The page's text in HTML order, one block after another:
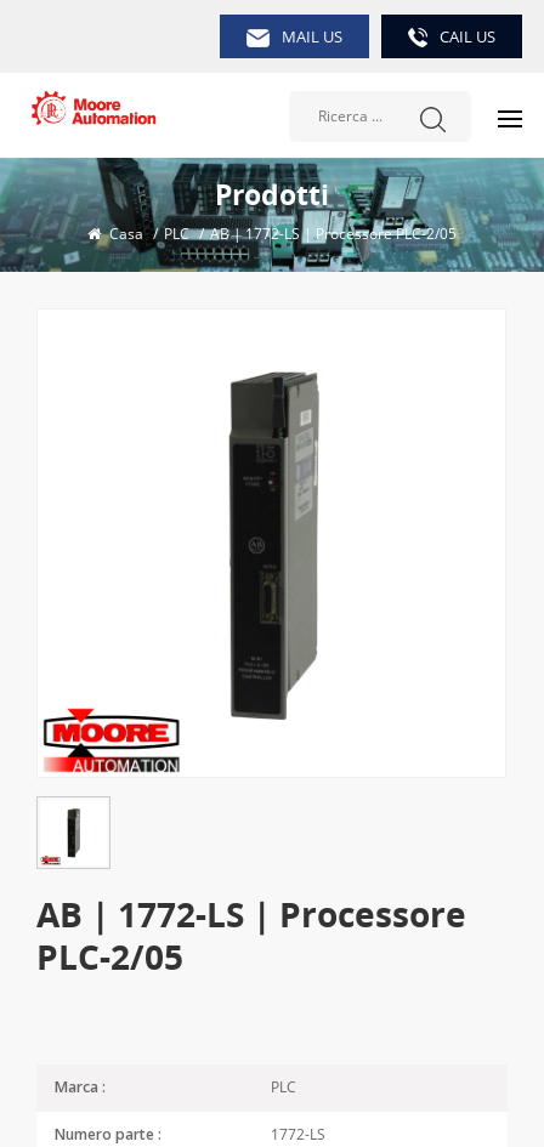
MAIL US CAIL US
Prodotti
Casa / PLC / AB | 1772-LS | Processore PLC-2/05
AB | 1772-LS | Processore
PLC-2/05
Marca : PLC
Numero parte : 1772-LS